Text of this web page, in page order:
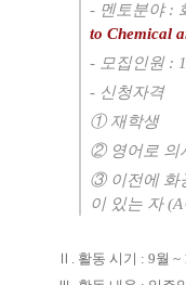
- 멘토분야 :
to Chemical
- 모집인원 :
- 신청자격
① 재학생
② 영어로 의
③ 이전에 화
이 있는 자
Ⅱ. 활동 시기 : 9월 ~